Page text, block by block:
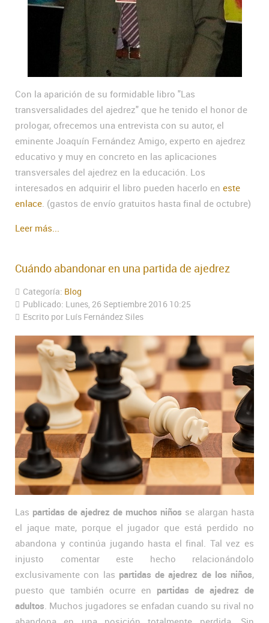
Con la aparición de su formidable libro "Las
transversalidades del ajedrez" que he tenido el honor de
prologar, ofrecemos una entrevista con su autor, el
eminente Joaquín Fernández Amigo, experto en ajedrez
educativo y muy en concreto en las aplicaciones
transversales del ajedrez en la educación. Los
interesados en adquirir el libro pueden hacerlo en este
enlace. (gastos de envío gratuitos hasta final de octubre)
Leer más...
Cuándo abandonar en una partida de ajedrez
Categoría: Blog
Publicado: Lunes, 26 Septiembre 2016 10:25
Escrito por Luís Fernández Siles
Las partidas de ajedrez de muchos niños se alargan hasta
el jaque mate, porque el jugador que está perdido no
abandona y continúa jugando hasta el final. Tal vez es
injusto comentar este hecho relacionándolo
exclusivamente con las partidas de ajedrez de los niños,
puesto que también ocurre en partidas de ajedrez de
adultos . Muchos jugadores se enfadan cuando su rival no